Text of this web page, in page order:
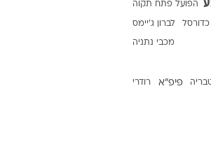
הפועל פתח תקוה
לברון ג'יימס
מכבי נתניה
פיפ"א רודרי